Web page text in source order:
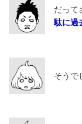
だって
駄に過
そうで